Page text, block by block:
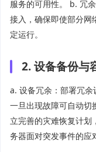
服务的可用性。 b. 冗
接入，确保即使部分网
定运行。
2. 设备备份与
a. 设备冗余：部署冗余
一旦出现故障可自动切
立完善的灾难恢复计划
务器面对突发事件的应